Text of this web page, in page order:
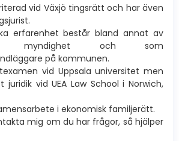
vid Växjö tingsrätt och har även
erfarenhet består bland annat av
myndighet och som
på kommunen.
vid Uppsala universitet men
vid UEA Law School i Norwich,
i ekonomisk familjerätt.
mig om du har frågor, så hjälper